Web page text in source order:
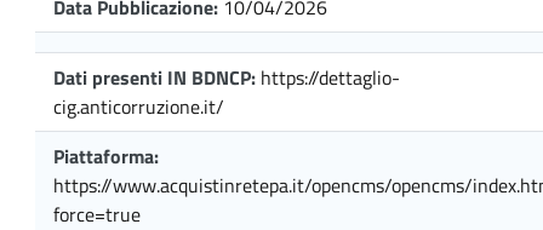
Data Pubblicazione: 10/04/2026
Dati presenti IN BDNCP: https://dettaglio-
cig.anticorruzione.it/
Piattaforma:
https://www.acquistinretepa.it/opencms/opencms/
force=true